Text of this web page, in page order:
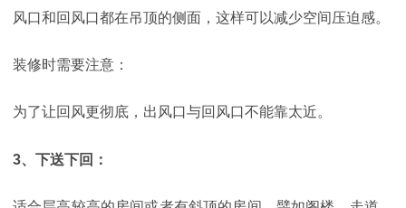
风口和回风口都在吊顶的侧面，这样可以减少空间压迫感。
装修时需要注意：
为了让回风更彻底，出风口与回风口不能靠太近。
3、下送下回：